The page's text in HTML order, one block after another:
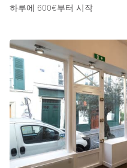
하루에 600€부터 시작